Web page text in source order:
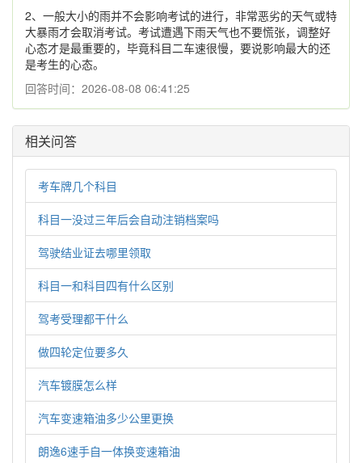
2、一般大小的雨并不会影响考试的进行，非常恶劣的天气或特
大暴雨才会取消考试。考试遭遇下雨天气也不要慌张，调整好
心态才是最重要的，毕竟科目二车速很慢，要说影响最大的还
是考生的心态。
回答时间：2026-08-08 06:41:25
相关问答
考车牌几个科目
科目一没过三年后会自动注销档案吗
驾驶结业证去哪里领取
科目一和科目四有什么区别
驾考受理都干什么
做四轮定位要多久
汽车镀膜怎么样
汽车变速箱油多少公里更换
朗逸6速手自一体换变速箱油